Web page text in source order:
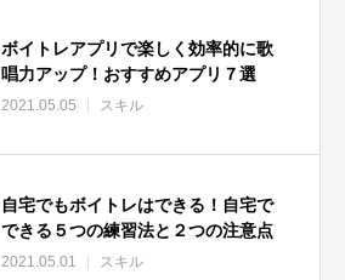
ボイトレアプリで楽しく効率的に歌
唱力アップ！おすすめアプリ７選
2021.05.05 スキル
自宅でもボイトレはできる！自宅で
できる５つの練習法と２つの注意点
2021.05.01 スキル